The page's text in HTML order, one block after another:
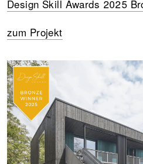
Design Skill Awards 2025
zum Projekt